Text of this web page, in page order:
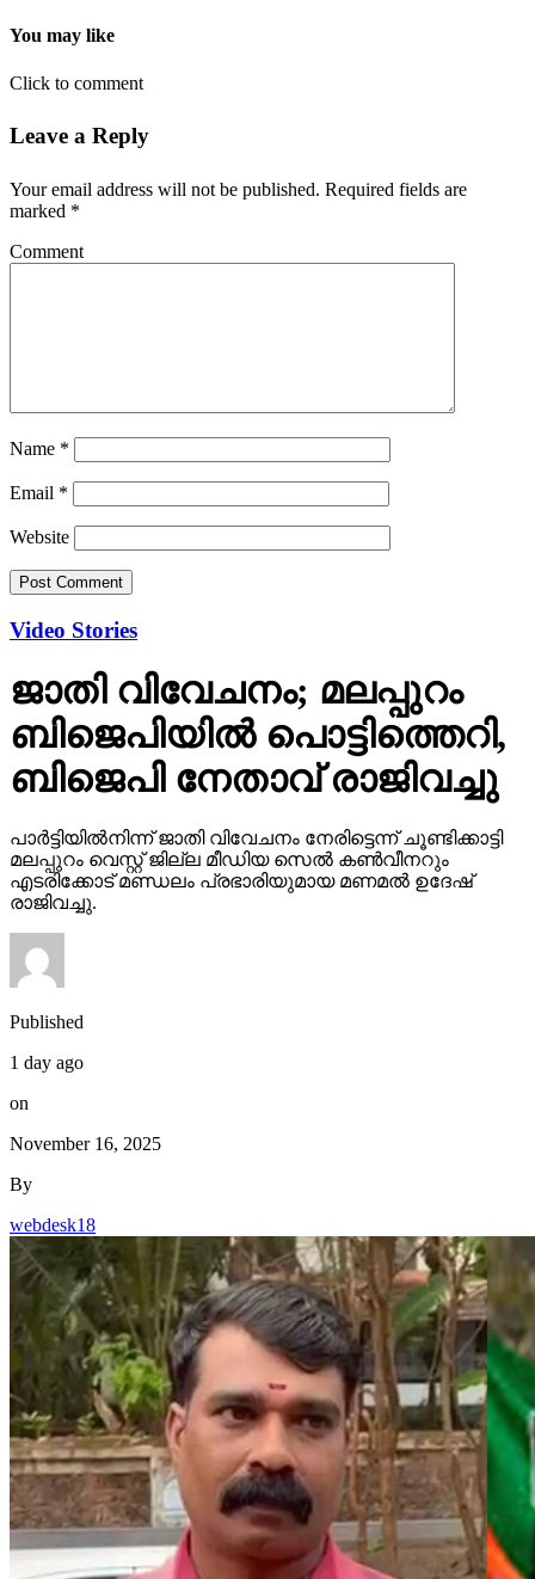
You may like
Click to comment
Leave a Reply
Your email address will not be published. Required fields are
marked *
Comment
Name *
Email *
Website
Video Stories
ജാതി വിവേചനം; മലപ്പുറം
ബിജെപിയില്‍ പൊട്ടിത്തെറി,
ബിജെപി നേതാവ് രാജിവച്ചു
പാര്‍ട്ടിയില്‍നിന്ന് ജാതി വിവേചനം നേരിട്ടെന്ന് ചൂണ്ടിക്കാട്ടി
മലപ്പുറം വെസ്റ്റ് ജില്ല മീഡിയ സെല്‍ കണ്‍വീനറും
എടരിക്കോട് മണ്ഡലം പ്രഭാരിയുമായ മണമല്‍ ഉദേഷ്
രാജിവച്ചു.
Published
1 day ago
on
November 16, 2025
By
webdesk18